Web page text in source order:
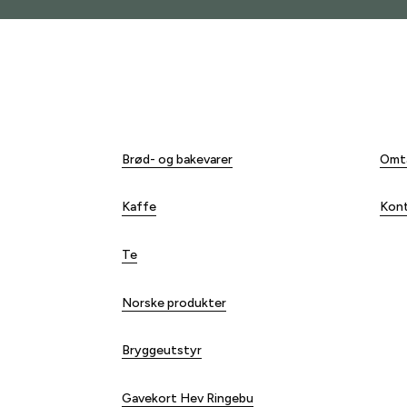
Brød- og bakevarer
Kaffe
Te
Norske produkter
Bryggeutstyr
Gavekort Hev Ringebu